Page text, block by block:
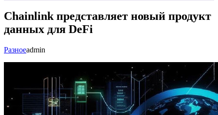
Chainlink представляет новый продукт
данных для DeFi
Разноеadmin